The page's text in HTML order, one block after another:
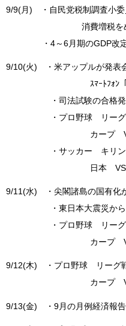
9/9(月) ・自民党税制調査小委
消費増税をめぐ
・4～6月期のGDP改定
9/10(火) ・米アップルが発表
ｽﾏｰﾄﾌｫﾝ「iphone
・司法試験の合格発
・プロ野球 リーグ
カープ VS ヤ
・サッカー キリン・
日本 VS ガーナ
9/11(水) ・尖閣諸島の国有化
・東日本大震災から2
・プロ野球 リーグ
カープ VS ヤ
9/12(木) ・プロ野球 リーグ
カープ VS ヤ
9/13(金) ・9月の月例経済報告